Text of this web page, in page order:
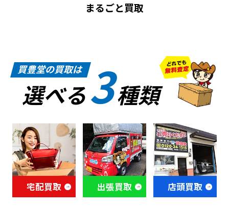
まるごと買取
買豊堂の買取は
選べる3種類
宅配買取 出張買取 店頭買取